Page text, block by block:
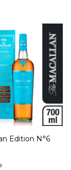
Edition N°6